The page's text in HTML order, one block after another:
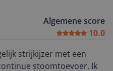
Algemene score
10.0
strijkijzer met een
stoomtoevoer. Ik